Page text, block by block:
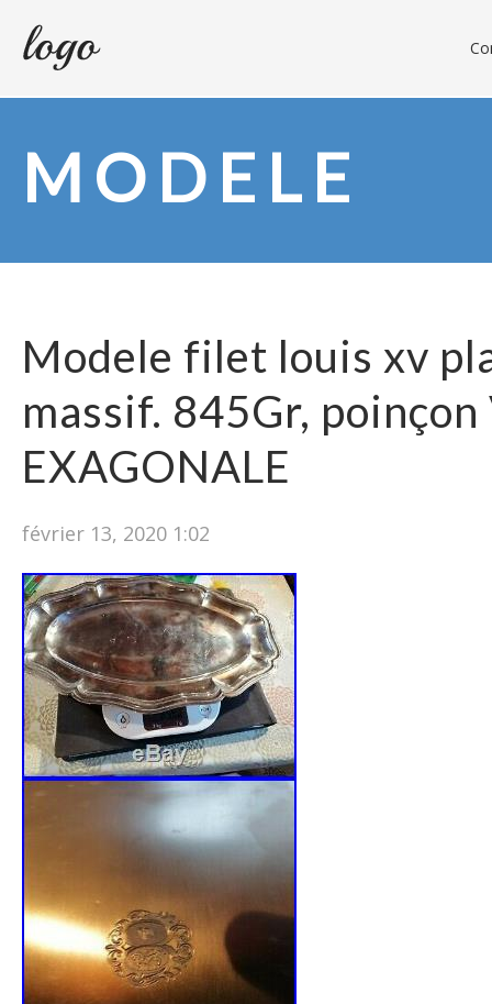
MODELE
Modele filet louis xv
massif. 845Gr,
EXAGONALE
février 13, 2020 1:02